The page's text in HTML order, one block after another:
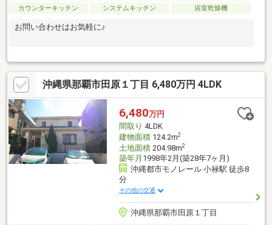
カウンターキッチン
システムキッチン 浴室乾燥機
お問い合わせはお気軽に♪
沖縄県那覇市田原１丁目 6,480万円 4LDK
6,480万円
間取り 4LDK
建物面積124.2m2
土地面積204.98m2
築年月 1998年2月(築28年7ヶ月)
沖縄都市モノレール 小禄駅 徒歩8
分
その他の交通
沖縄県那覇市田原１丁目